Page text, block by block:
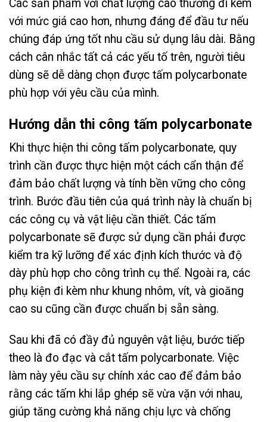
Các sản phẩm với chất lượng cao thường đi kèm
với mức giá cao hơn, nhưng đáng để đầu tư nếu
chúng đáp ứng tốt nhu cầu sử dụng lâu dài. Bằng
cách cân nhắc tất cả các yếu tố trên, người tiêu
dùng sẽ dễ dàng chọn được tấm polycarbonate
phù hợp với yêu cầu của mình.
Hướng dẫn thi công tấm polycarbonate
Khi thực hiện thi công tấm polycarbonate, quy
trình cần được thực hiện một cách cẩn thận để
đảm bảo chất lượng và tính bền vững cho công
trình. Bước đầu tiên của quá trình này là chuẩn bị
các công cụ và vật liệu cần thiết. Các tấm
polycarbonate sẽ được sử dụng cần phải được
kiểm tra kỹ lưỡng để xác định kích thước và độ
dày phù hợp cho công trình cụ thể. Ngoài ra, các
phụ kiện đi kèm như khung nhôm, vít, và gioăng
cao su cũng cần được chuẩn bị sẵn sàng.
Sau khi đã có đầy đủ nguyên vật liệu, bước tiếp
theo là đo đạc và cắt tấm polycarbonate. Việc
làm này yêu cầu sự chính xác cao để đảm bảo
rằng các tấm khi lắp ghép sẽ vừa vặn với nhau,
giúp tăng cường khả năng chịu lực và chống